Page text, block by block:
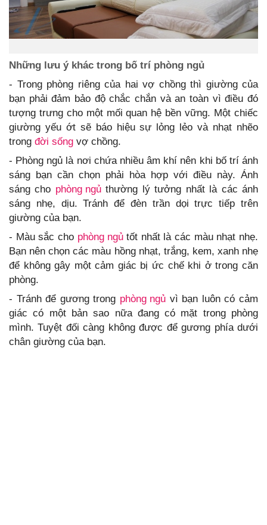
Những lưu ý khác trong bố trí phòng ngủ
- Trong phòng riêng của hai vợ chồng thì giường của
bạn phải đảm bảo độ chắc chắn và an toàn vì điều đó
tượng trưng cho một mối quan hệ bền vững. Một chiếc
giường yếu ớt sẽ báo hiệu sự lỏng lẻo và nhạt nhẽo
trong đời sống vợ chồng.
- Phòng ngủ là nơi chứa nhiều âm khí nên khi bố trí ánh
sáng bạn cần chọn phải hòa hợp với điều này. Ánh
sáng cho phòng ngủthường lý tưởng nhất là các ánh
sáng nhẹ, dịu. Tránh để đèn trần dọi trực tiếp trên
giường của bạn.
- Màu sắc cho phòng ngủtốt nhất là các màu nhạt nhẹ.
Bạn nên chọn các màu hồng nhạt, trắng, kem, xanh nhẹ
để không gây một cảm giác bị ức chế khi ở trong căn
phòng.
- Tránh để gương trong phòng ngủ vì bạn luôn có cảm
giác có một bản sao nữa đang có mặt trong phòng
mình. Tuyệt đối càng không được để gương phía dưới
chân giường của bạn.